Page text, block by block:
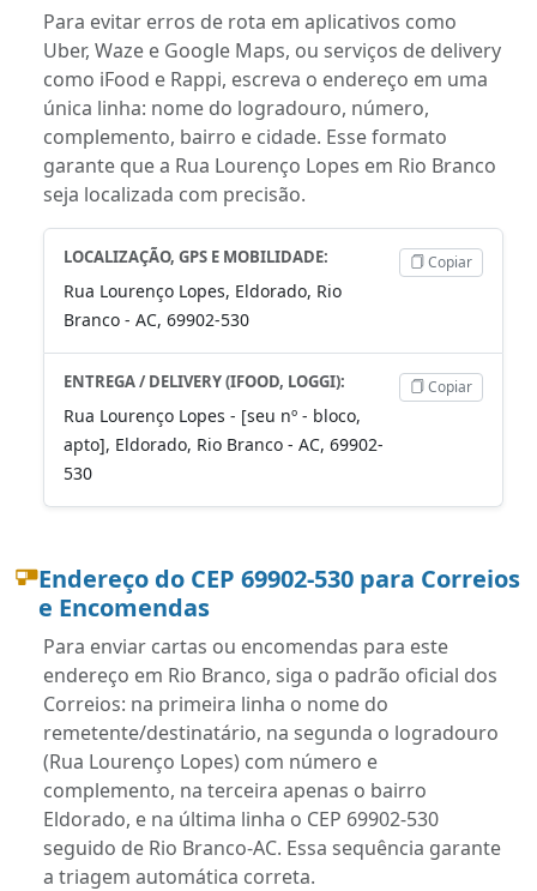
Para evitar erros de rota em aplicativos como
Uber, Waze e Google Maps, ou serviços de delivery
como iFood e Rappi, escreva o endereço em uma
única linha: nome do logradouro, número,
complemento, bairro e cidade. Esse formato
garante que a Rua Lourenço Lopes em Rio Branco
seja localizada com precisão.
LOCALIZAÇÃO, GPS E MOBILIDADE:
Rua Lourenço Lopes, Eldorado, Rio
Branco - AC, 69902-530
Copiar
ENTREGA / DELIVERY (IFOOD, LOGGI):
Rua Lourenço Lopes - [seu nº - bloco,
apto], Eldorado, Rio Branco - AC, 69902-
530
Copiar
Endereço do CEP 69902-530 para Correios
e Encomendas
Para enviar cartas ou encomendas para este
endereço em Rio Branco, siga o padrão oficial dos
Correios: na primeira linha o nome do
remetente/destinatário, na segunda o logradouro
(Rua Lourenço Lopes) com número e
complemento, na terceira apenas o bairro
Eldorado, e na última linha o CEP 69902-530
seguido de Rio Branco-AC. Essa sequência garante
a triagem automática correta.